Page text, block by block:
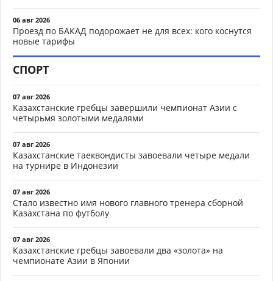
06 авг 2026
Проезд по БАКАД подорожает не для всех: кого коснутся
новые тарифы
СПОРТ
07 авг 2026
Казахстанские гребцы завершили чемпионат Азии с
четырьмя золотыми медалями
07 авг 2026
Казахстанские таеквондисты завоевали четыре медали
на турнире в Индонезии
07 авг 2026
Стало известно имя нового главного тренера сборной
Казахстана по футболу
07 авг 2026
Казахстанские гребцы завоевали два «золота» на
чемпионате Азии в Японии